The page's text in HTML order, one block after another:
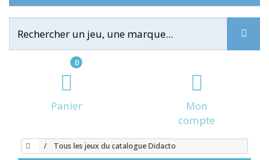
0
Panier
Mon
compte
Tous les jeux du catalogue Didacto